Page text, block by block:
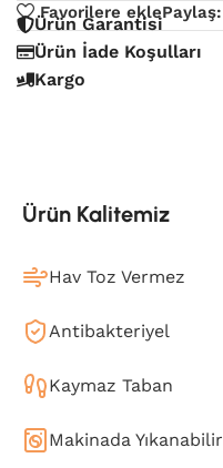
Favorilere eklePaylaş:
Ürün Garantisi
Ürün İade Koşulları
Kargo
Ürün Kalitemiz
Hav Toz Vermez
Antibakteriyel
Kaymaz Taban
Makinada Yıkanabilir